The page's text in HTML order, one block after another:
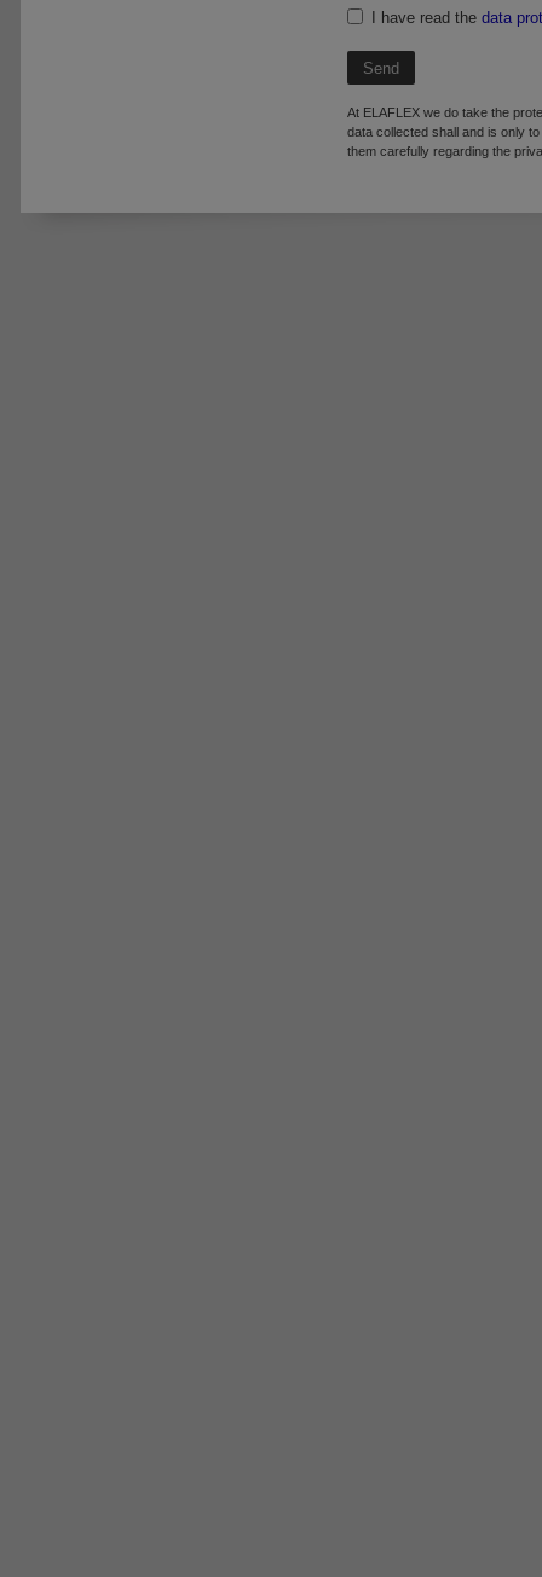
I have read the data
Send
At ELAFLEX we do take the
data collected shall and is only
them carefully regarding the